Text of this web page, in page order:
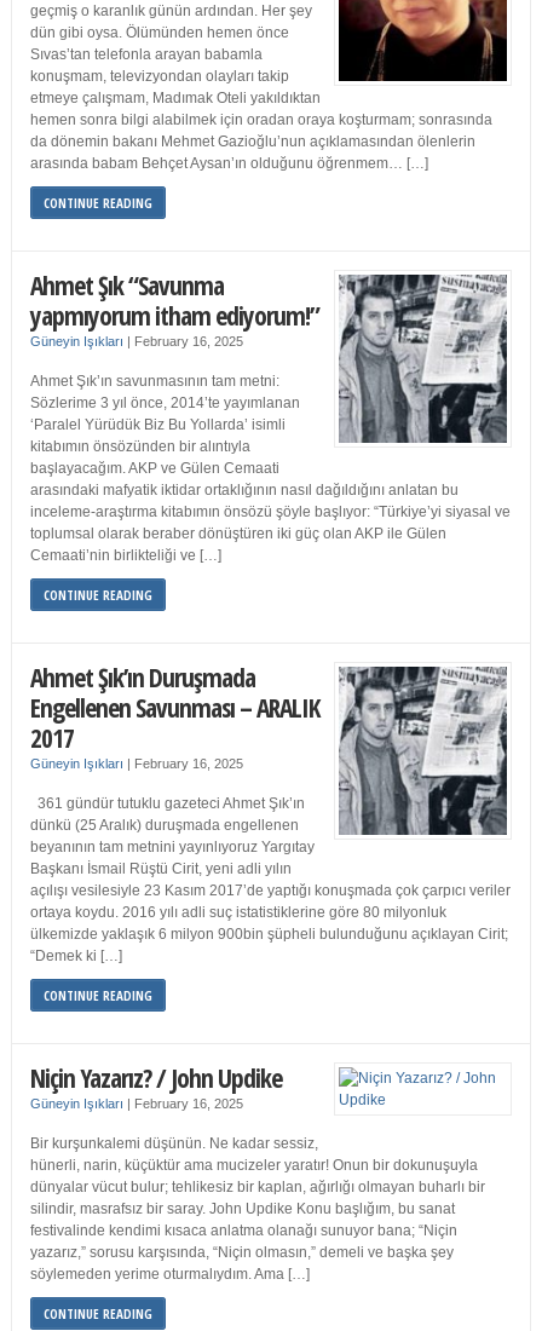
geçmiş o karanlık günün ardından. Her şey
dün gibi oysa. Ölümünden hemen önce
Sıvas’tan telefonla arayan babamla
konuşmam, televizyondan olayları takip
etmeye çalışmam, Madımak Oteli yakıldıktan
hemen sonra bilgi alabilmek için oradan oraya koşturmam; sonrasında
da dönemin bakanı Mehmet Gazioğlu’nun açıklamasından ölenlerin
arasında babam Behçet Aysan’ın olduğunu öğrenmem… […]
CONTINUE READING
Ahmet Şık “Savunma
yapmıyorum itham ediyorum!”
Güneyin Işıkları | February 16, 2025
Ahmet Şık’ın savunmasının tam metni:
Sözlerime 3 yıl önce, 2014’te yayımlanan
‘Paralel Yürüdük Biz Bu Yollarda’ isimli
kitabımın önsözünden bir alıntıyla
başlayacağım. AKP ve Gülen Cemaati
arasındaki mafyatik iktidar ortaklığının nasıl dağıldığını anlatan bu
inceleme-araştırma kitabımın önsözü şöyle başlıyor: “Türkiye’yi siyasal ve
toplumsal olarak beraber dönüştüren iki güç olan AKP ile Gülen
Cemaati’nin birlikteliği ve […]
CONTINUE READING
Ahmet Şık’ın Duruşmada
Engellenen Savunması – ARALIK
2017
Güneyin Işıkları | February 16, 2025
361 gündür tutuklu gazeteci Ahmet Şık’ın
dünkü (25 Aralık) duruşmada engellenen
beyanının tam metnini yayınlıyoruz Yargıtay
Başkanı İsmail Rüştü Cirit, yeni adli yılın
açılışı vesilesiyle 23 Kasım 2017’de yaptığı konuşmada çok çarpıcı veriler
ortaya koydu. 2016 yılı adli suç istatistiklerine göre 80 milyonluk
ülkemizde yaklaşık 6 milyon 900bin şüpheli bulunduğunu açıklayan Cirit;
“Demek ki […]
CONTINUE READING
Niçin Yazarız? / John Updike
Güneyin Işıkları | February 16, 2025
Bir kurşunkalemi düşünün. Ne kadar sessiz,
hünerli, narin, küçüktür ama mucizeler yaratır! Onun bir dokunuşuyla
dünyalar vücut bulur; tehlikesiz bir kaplan, ağırlığı olmayan buharlı bir
silindir, masrafsız bir saray. John Updike Konu başlığım, bu sanat
festivalinde kendimi kısaca anlatma olanağı sunuyor bana; “Niçin
yazarız,” sorusu karşısında, “Niçin olmasın,” demeli ve başka şey
söylemeden yerime oturmalıydım. Ama […]
CONTINUE READING